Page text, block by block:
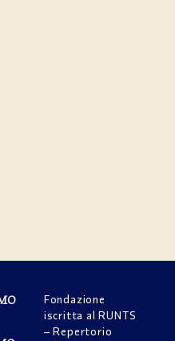
Fondazione
iscritta al RUNTS
– Repertorio